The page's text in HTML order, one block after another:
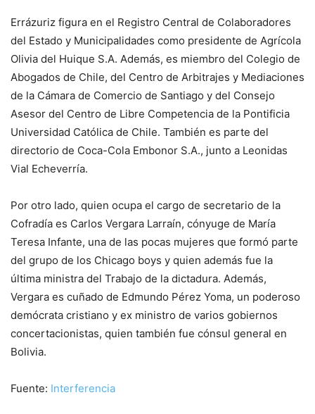
Errázuriz figura en el Registro Central de Colaboradores
del Estado y Municipalidades como presidente de Agrícola
Olivia del Huique S.A. Además, es miembro del Colegio de
Abogados de Chile, del Centro de Arbitrajes y Mediaciones
de la Cámara de Comercio de Santiago y del Consejo
Asesor del Centro de Libre Competencia de la Pontificia
Universidad Católica de Chile. También es parte del
directorio de Coca-Cola Embonor S.A., junto a Leonidas
Vial Echeverría.
Por otro lado, quien ocupa el cargo de secretario de la
Cofradía es Carlos Vergara Larraín, cónyuge de María
Teresa Infante, una de las pocas mujeres que formó parte
del grupo de los Chicago boys y quien además fue la
última ministra del Trabajo de la dictadura. Además,
Vergara es cuñado de Edmundo Pérez Yoma, un poderoso
demócrata cristiano y ex ministro de varios gobiernos
concertacionistas, quien también fue cónsul general en
Bolivia.
Fuente: Interferencia